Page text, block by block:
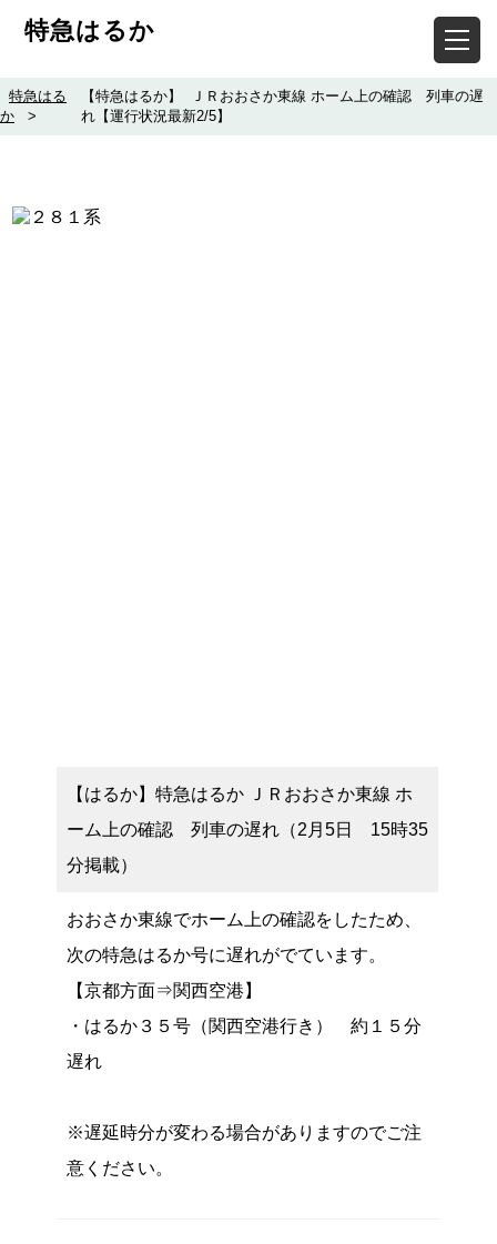
特急はるか
特急はる
か
>
【特急はるか】 ＪＲおおさか東線 ホーム上の確認 列車の遅
れ【運行状況最新2/5】
【はるか】特急はるか ＪＲおおさか東線 ホ
ーム上の確認 列車の遅れ（2月5日 15時35
分掲載）
おおさか東線でホーム上の確認をしたため、
次の特急はるか号に遅れがでています。
【京都方面⇒関西空港】
・はるか３５号（関西空港行き） 約１５分
遅れ
※遅延時分が変わる場合がありますのでご注
意ください。